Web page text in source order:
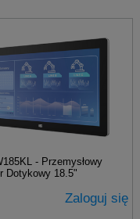
- Przemysłowy
Dotykowy 18.5"
Zaloguj się